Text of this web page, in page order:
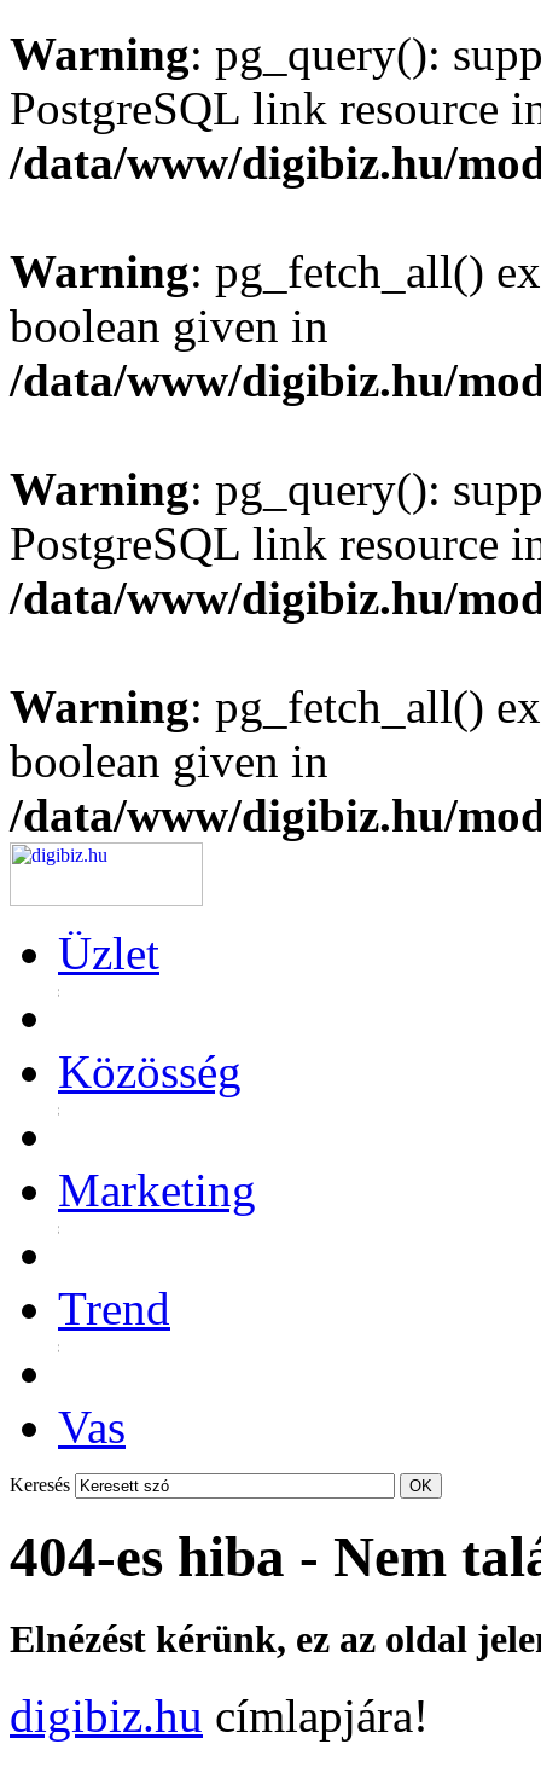
Warning: pg_query():
PostgreSQL link resource
/data/www/digibiz.hu/
Warning: pg_fetch_all()
boolean given in
/data/www/digibiz.hu/
Warning: pg_query():
PostgreSQL link resource
/data/www/digibiz.hu/
Warning: pg_fetch_all()
boolean given in
/data/www/digibiz.hu/
Üzlet
Közösség
Marketing
Trend
Vas
Keresés
404-es hiba - Nem
Elnézést kérünk, ez az oldal
digibiz.hu címlapjára!